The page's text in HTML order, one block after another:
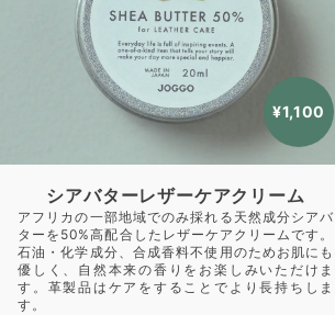
¥1,100
シアバターレザーケアクリーム
アフリカの一部地域でのみ採れる天然成分シアバ
ターを50%高配合したレザーケアクリームです。
石油・化学成分、合成香料不使用のためお肌にも
優しく、自然本来の香りをお楽しみいただけま
す。革製品はケアをすることでより長持ちしま
す。